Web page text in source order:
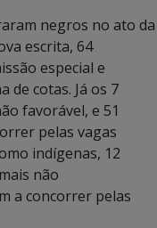
negros no ato da
escrita, 64
especial e
de cotas. Já os 7
favorável, e 51
pelas vagas
indígenas, 12
não
a concorrer pelas